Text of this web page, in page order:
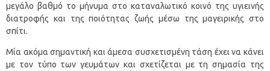
μεγάλο βαθμό το μήνυμα στο καταναλωτικό κοινό της υγιεινής
διατροφής και της ποιότητας ζωής μέσω της μαγειρικής στο
σπίτι.
Μία ακόμα σημαντική και άμεσα συσχετισμένη τάση έχει να κάνει
με τον τύπο των γευμάτων και σχετίζεται με τη σημασία της